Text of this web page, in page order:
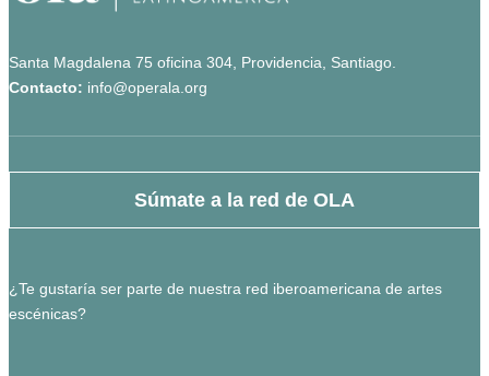
Santa Magdalena 75 oficina 304, Providencia, Santiago.
Contacto: info@operala.org
Súmate a la red de OLA
¿Te gustaría ser parte de nuestra red iberoamericana de artes
escénicas?